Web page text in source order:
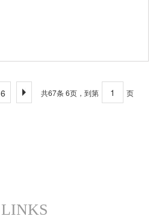
6 共67条 6页，到第 页
LINKS